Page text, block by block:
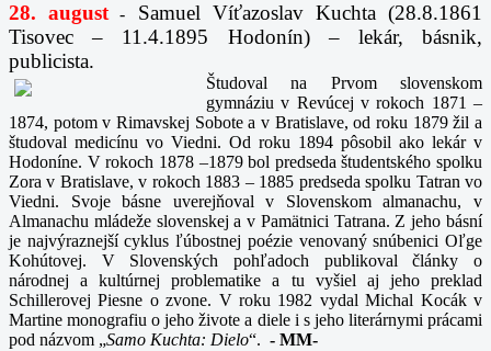
28. august -
Samuel Víťazoslav Kuchta (28.8.1861
Tisovec – 11.4.1895 Hodonín) – lekár, básnik,
publicista.
Študoval na Prvom slovenskom
gymnáziu v Revúcej v rokoch 1871 –
1874, potom v Rimavskej Sobote a v Bratislave, od roku 1879 žil a
študoval medicínu vo Viedni. Od roku 1894 pôsobil ako lekár v
Hodoníne. V rokoch 1878 –1879 bol predseda študentského spolku
Zora v Bratislave, v rokoch 1883 – 1885 predseda spolku Tatran vo
Viedni. Svoje básne uverejňoval v Slovenskom almanachu, v
Almanachu mládeže slovenskej a v Pamätnici Tatrana. Z jeho básní
je najvýraznejší cyklus ľúbostnej poézie venovaný snúbenici Oľge
Kohútovej. V Slovenských pohľadoch publikoval články o
národnej a kultúrnej problematike a tu vyšiel aj jeho preklad
Schillerovej Piesne o zvone. V roku 1982 vydal Michal Kocák v
Martine monografiu o jeho živote a diele i s jeho literárnymi prácami
pod názvom „Samo Kuchta: Dielo“. - MM-